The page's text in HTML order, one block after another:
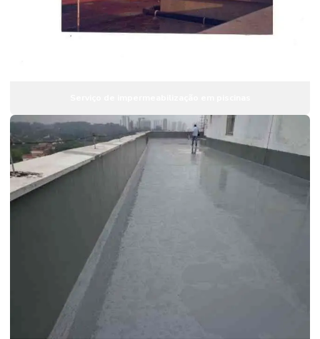
Impermeabilização de terraços
Tratamento de umidade em paredes
Tratamento de umidade por pressão negativa
Vedação de poços de elevadores